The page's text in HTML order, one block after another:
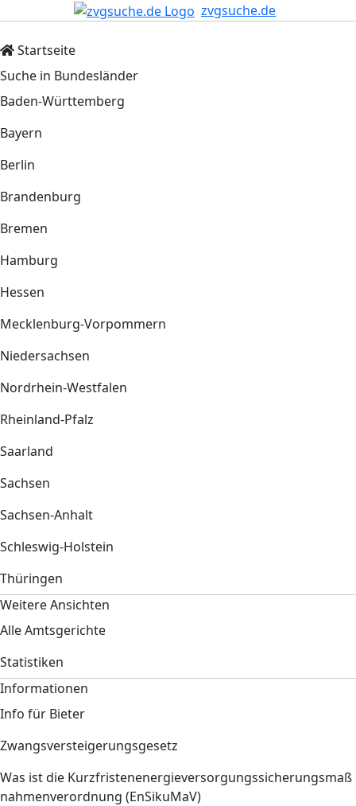
zvgsuche.de
Startseite
Suche in Bundesländer
Baden-Württemberg
Bayern
Berlin
Brandenburg
Bremen
Hamburg
Hessen
Mecklenburg-Vorpommern
Niedersachsen
Nordrhein-Westfalen
Rheinland-Pfalz
Saarland
Sachsen
Sachsen-Anhalt
Schleswig-Holstein
Thüringen
Weitere Ansichten
Alle Amtsgerichte
Statistiken
Informationen
Info für Bieter
Zwangsversteigerungsgesetz
Was ist die Kurzfristenenergieversorgungssicherungsmaß
nahmenverordnung (EnSikuMaV)